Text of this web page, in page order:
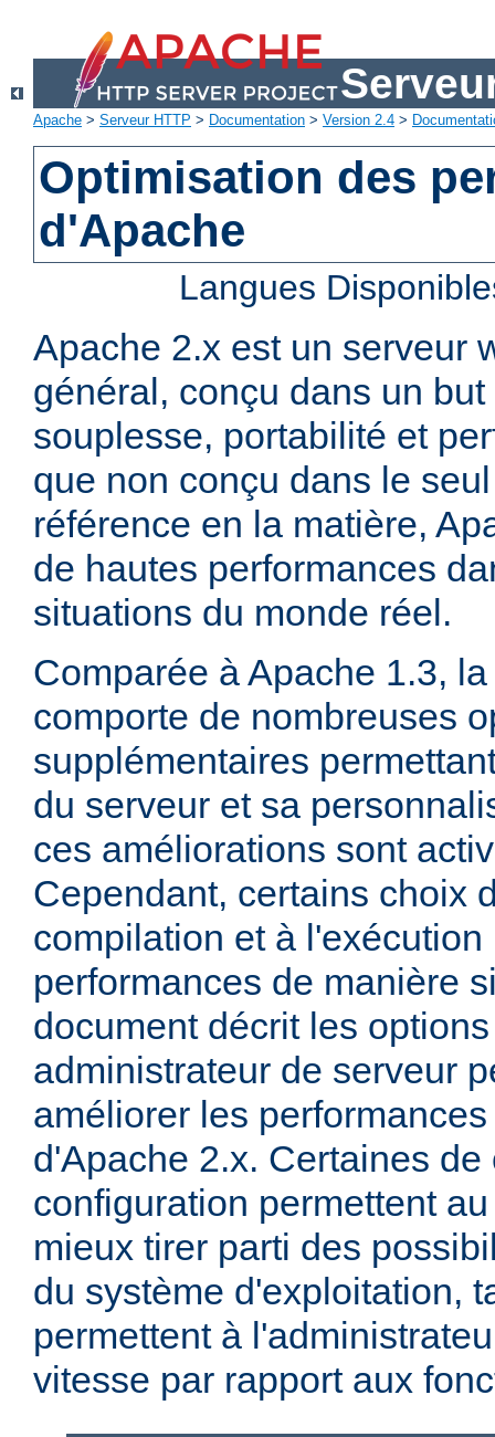
Apache > Serveur HTTP > Documentation > Version 2.4 >
Optimisation des
d'Apache
Langues
Apache 2.x est un serveur
général, conçu dans un
souplesse, portabilité et
que non conçu dans le
référence en la matière,
de hautes performances
situations du monde réel.
Comparée à Apache 1.3,
comporte de nombreuses
supplémentaires
du serveur et sa
ces améliorations sont
Cependant, certains choix
compilation et à
performances de manière
document décrit les
administrateur de serveur
améliorer les
d'Apache 2.x. Certaines
configuration permettent
mieux tirer parti des
du système d'exploitation,
permettent à
vitesse par rapport aux